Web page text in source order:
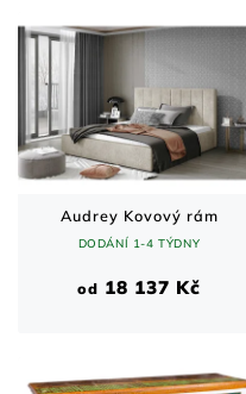
Audrey Kovový rám
DODÁNÍ 1-4 TÝDNY
od 18 137 Kč